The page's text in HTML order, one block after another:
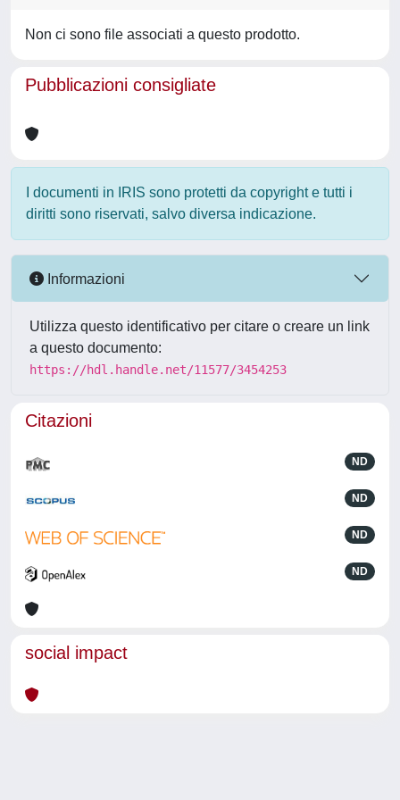
Non ci sono file associati a questo prodotto.
Pubblicazioni consigliate
I documenti in IRIS sono protetti da copyright e tutti i
diritti sono riservati, salvo diversa indicazione.
Informazioni
Utilizza questo identificativo per citare o creare un link
a questo documento:
https://hdl.handle.net/11577/3454253
Citazioni
ND
ND
ND
ND
social impact